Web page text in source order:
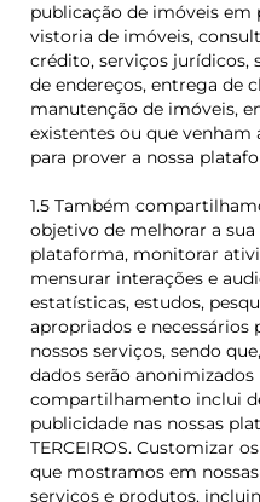
publicação de imóveis em
vistoria de imóveis,
crédito, serviços jurídicos,
de endereços, entrega de
manutenção de imóveis,
existentes ou que venham
para prover a nossa
1.5 Também
objetivo de melhorar a sua
plataforma, monitorar
mensurar interações e
estatísticas, estudos,
apropriados e necessários
nossos serviços, sendo
dados serão anonimizados
compartilhamento inclui
publicidade nas nossas
TERCEIROS. Customizar
que mostramos em
serviços e produtos,